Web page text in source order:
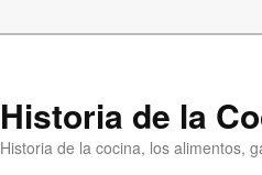
Historia de la
Historia de la cocina, los alimentos,